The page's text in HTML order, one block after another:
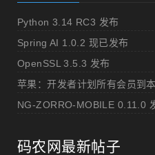
Python 3.14 RC3 发布
Spring AI 1.0.2 现已发布
OpenSSL 3.5.3 发布
苹果：开发者计划所有会员到
码农网最新帖子